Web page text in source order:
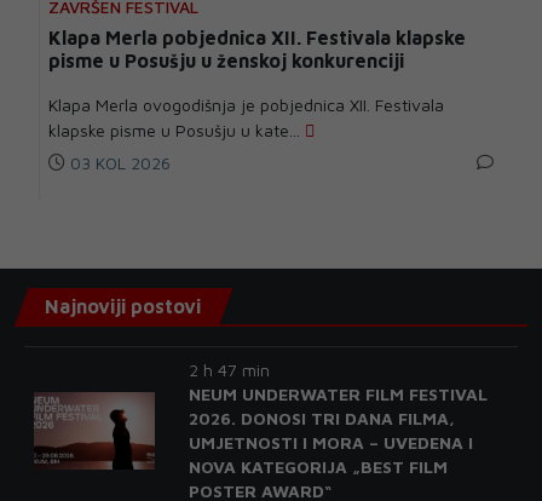
ZAVRŠEN FESTIVAL
Klapa Merla pobjednica XII. Festivala klapske
pisme u Posušju u ženskoj konkurenciji
Klapa Merla ovogodišnja je pobjednica XII. Festivala
klapske pisme u Posušju u kate...
03 KOL 2026
Najnoviji postovi
2 h 47 min
NEUM UNDERWATER FILM FESTIVAL
2026. DONOSI TRI DANA FILMA,
UMJETNOSTI I MORA – UVEDENA I
NOVA KATEGORIJA „BEST FILM
POSTER AWARD“